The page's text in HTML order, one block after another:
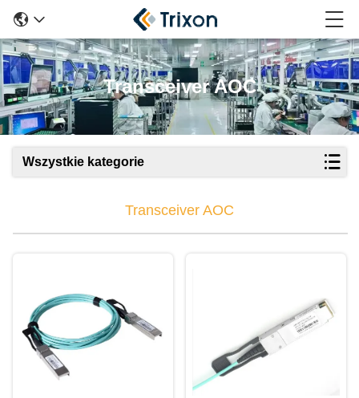
Transceiver AOC
Wszystkie kategorie
Transceiver AOC